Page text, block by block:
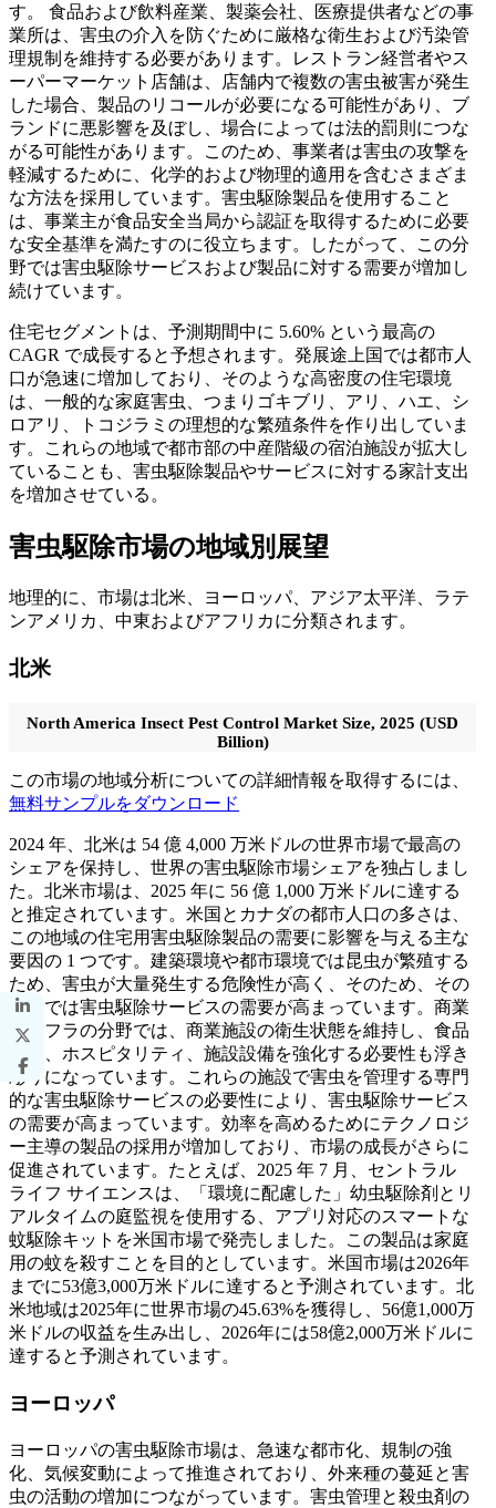
す。 食品および飲料産業、製薬会社、医療提供者などの事
業所は、害虫の介入を防ぐために厳格な衛生および汚染管
理規制を維持する必要があります。レストラン経営者やス
ーパーマーケット店舗は、店舗内で複数の害虫被害が発生
した場合、製品のリコールが必要になる可能性があり、ブ
ランドに悪影響を及ぼし、場合によっては法的罰則につな
がる可能性があります。このため、事業者は害虫の攻撃を
軽減するために、化学的および物理的適用を含むさまざま
な方法を採用しています。害虫駆除製品を使用すること
は、事業主が食品安全当局から認証を取得するために必要
な安全基準を満たすのに役立ちます。したがって、この分
野では害虫駆除サービスおよび製品に対する需要が増加し
続けています。
住宅セグメントは、予測期間中に 5.60% という最高の
CAGR で成長すると予想されます。発展途上国では都市人
口が急速に増加しており、そのような高密度の住宅環境
は、一般的な家庭害虫、つまりゴキブリ、アリ、ハエ、シ
ロアリ、トコジラミの理想的な繁殖条件を作り出していま
す。これらの地域で都市部の中産階級の宿泊施設が拡大し
ていることも、害虫駆除製品やサービスに対する家計支出
を増加させている。
害虫駆除市場の地域別展望
地理的に、市場は北米、ヨーロッパ、アジア太平洋、ラテ
ンアメリカ、中東およびアフリカに分類されます。
北米
North America Insect Pest Control Market Size, 2025 (USD
Billion)
この市場の地域分析についての詳細情報を取得するには、
無料サンプルをダウンロード
2024 年、北米は 54 億 4,000 万米ドルの世界市場で最高の
シェアを保持し、世界の害虫駆除市場シェアを独占しまし
た。北米市場は、2025 年に 56 億 1,000 万米ドルに達する
と推定されています。米国とカナダの都市人口の多さは、
この地域の住宅用害虫駆除製品の需要に影響を与える主な
要因の 1 つです。建築環境や都市環境では昆虫が繁殖する
ため、害虫が大量発生する危険性が高く、そのため、その
地域では害虫駆除サービスの需要が高まっています。商業
インフラの分野では、商業施設の衛生状態を維持し、食品
加工、ホスピタリティ、施設設備を強化する必要性も浮き
彫りになっています。これらの施設で害虫を管理する専門
的な害虫駆除サービスの必要性により、害虫駆除サービス
の需要が高まっています。効率を高めるためにテクノロジ
ー主導の製品の採用が増加しており、市場の成長がさらに
促進されています。たとえば、2025 年 7 月、セントラル
ライフ サイエンスは、「環境に配慮した」幼虫駆除剤とリ
アルタイムの庭監視を使用する、アプリ対応のスマートな
蚊駆除キットを米国市場で発売しました。この製品は家庭
用の蚊を殺すことを目的としています。米国市場は2026年
までに53億3,000万米ドルに達すると予測されています。北
米地域は2025年に世界市場の45.63%を獲得し、56億1,000万
米ドルの収益を生み出し、2026年には58億2,000万米ドルに
達すると予測されています。
ヨーロッパ
ヨーロッパの害虫駆除市場は、急速な都市化、規制の強
化、気候変動によって推進されており、外来種の蔓延と害
虫の活動の増加につながっています。害虫管理と殺虫剤の